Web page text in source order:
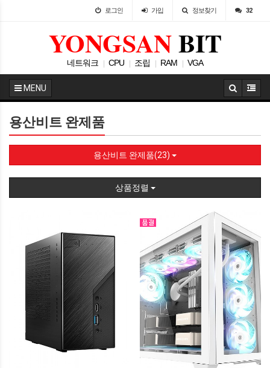
로그인 가입 정보찾기 32
YONGSANBIT
네트워크 CPU 조립 RAM VGA
MENU
용산비트 완제품
용산비트 완제품(23)
상품정렬